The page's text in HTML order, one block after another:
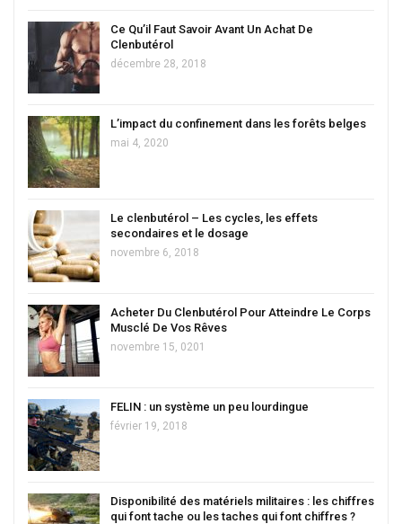
Ce Qu’il Faut Savoir Avant Un Achat De
Clenbutérol
décembre 28, 2018
L’impact du confinement dans les forêts belges
mai 4, 2020
Le clenbutérol – Les cycles, les effets
secondaires et le dosage
novembre 6, 2018
Acheter Du Clenbutérol Pour Atteindre Le Corps
Musclé De Vos Rêves
novembre 15, 0201
FELIN : un système un peu lourdingue
février 19, 2018
Disponibilité des matériels militaires : les chiffres
qui font tache ou les taches qui font chiffres ?